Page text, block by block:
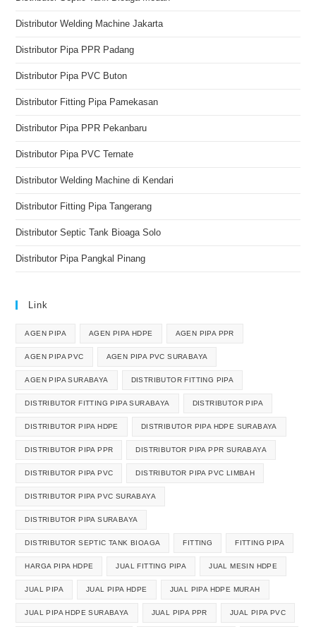
Distributor Welding Machine Jakarta
Distributor Pipa PPR Padang
Distributor Pipa PVC Buton
Distributor Fitting Pipa Pamekasan
Distributor Pipa PPR Pekanbaru
Distributor Pipa PVC Ternate
Distributor Welding Machine di Kendari
Distributor Fitting Pipa Tangerang
Distributor Septic Tank Bioaga Solo
Distributor Pipa Pangkal Pinang
Link
AGEN PIPA AGEN PIPA HDPE AGEN PIPA PPR
AGEN PIPA PVC AGEN PIPA PVC SURABAYA
AGEN PIPA SURABAYA DISTRIBUTOR FITTING PIPA
DISTRIBUTOR FITTING PIPA SURABAYA DISTRIBUTOR PIPA
DISTRIBUTOR PIPA HDPE DISTRIBUTOR PIPA HDPE SURABAYA
DISTRIBUTOR PIPA PPR DISTRIBUTOR PIPA PPR SURABAYA
DISTRIBUTOR PIPA PVC DISTRIBUTOR PIPA PVC LIMBAH
DISTRIBUTOR PIPA PVC SURABAYA
DISTRIBUTOR PIPA SURABAYA
DISTRIBUTOR SEPTIC TANK BIOAGA FITTING FITTING PIPA
HARGA PIPA HDPE JUAL FITTING PIPA JUAL MESIN HDPE
JUAL PIPA JUAL PIPA HDPE JUAL PIPA HDPE MURAH
JUAL PIPA HDPE SURABAYA JUAL PIPA PPR JUAL PIPA PVC